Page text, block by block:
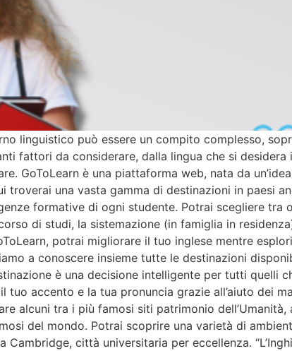
linguistico può essere un compito complesso,
fattori da considerare, dalla lingua che si
GoToLearn è una piattaforma web, nata da
troverai una vasta gamma di destinazioni in paesi
formative di ogni studente. Potrai scegliere tra
di studi, la sistemazione (in famiglia in
potrai migliorare il tuo inglese mentre
a conoscere insieme tutte le destinazioni
è una decisione intelligente per tutti quelli
accento e la tua pronuncia grazie all’aiuto dei
alcuni tra i più famosi siti patrimonio
del mondo. Potrai scoprire una varietà di
città universitaria per eccellenza.